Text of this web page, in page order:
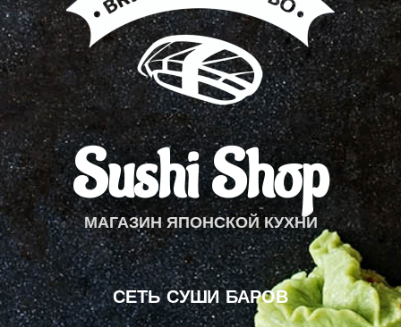
a
m
Sushi Shop
МАГАЗИН ЯПОНСКОЙ КУХНИ
СЕТЬ СУШИ БАРОВ